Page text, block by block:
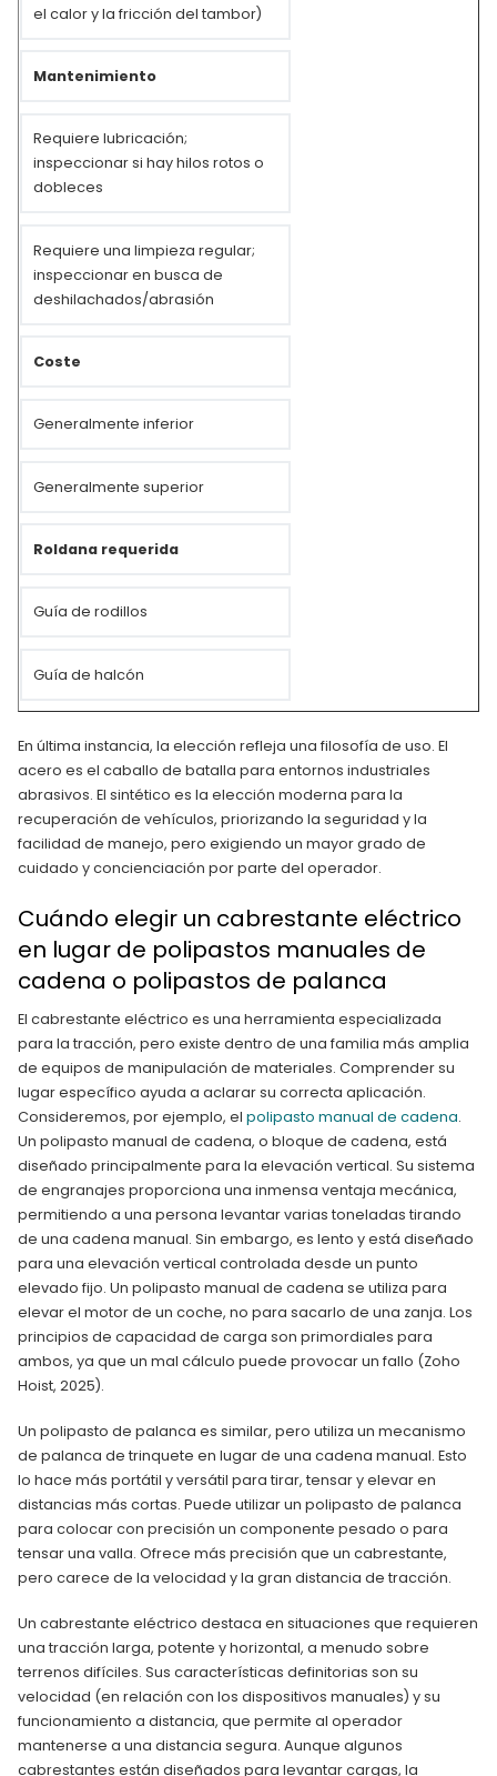
el calor y la fricción del tambor)
Mantenimiento
Requiere lubricación;
inspeccionar si hay hilos rotos o
dobleces
Requiere una limpieza regular;
inspeccionar en busca de
deshilachados/abrasión
Coste
Generalmente inferior
Generalmente superior
Roldana requerida
Guía de rodillos
Guía de halcón
En última instancia, la elección refleja una filosofía de uso. El
acero es el caballo de batalla para entornos industriales
abrasivos. El sintético es la elección moderna para la
recuperación de vehículos, priorizando la seguridad y la
facilidad de manejo, pero exigiendo un mayor grado de
cuidado y concienciación por parte del operador.
Cuándo elegir un cabrestante eléctrico
en lugar de polipastos manuales de
cadena o polipastos de palanca
El cabrestante eléctrico es una herramienta especializada
para la tracción, pero existe dentro de una familia más amplia
de equipos de manipulación de materiales. Comprender su
lugar específico ayuda a aclarar su correcta aplicación.
Consideremos, por ejemplo, el polipasto manual de cadena.
Un polipasto manual de cadena, o bloque de cadena, está
diseñado principalmente para la elevación vertical. Su sistema
de engranajes proporciona una inmensa ventaja mecánica,
permitiendo a una persona levantar varias toneladas tirando
de una cadena manual. Sin embargo, es lento y está diseñado
para una elevación vertical controlada desde un punto
elevado fijo. Un polipasto manual de cadena se utiliza para
elevar el motor de un coche, no para sacarlo de una zanja. Los
principios de capacidad de carga son primordiales para
ambos, ya que un mal cálculo puede provocar un fallo (Zoho
Hoist, 2025).
Un polipasto de palanca es similar, pero utiliza un mecanismo
de palanca de trinquete en lugar de una cadena manual. Esto
lo hace más portátil y versátil para tirar, tensar y elevar en
distancias más cortas. Puede utilizar un polipasto de palanca
para colocar con precisión un componente pesado o para
tensar una valla. Ofrece más precisión que un cabrestante,
pero carece de la velocidad y la gran distancia de tracción.
Un cabrestante eléctrico destaca en situaciones que requieren
una tracción larga, potente y horizontal, a menudo sobre
terrenos difíciles. Sus características definitorias son su
velocidad (en relación con los dispositivos manuales) y su
funcionamiento a distancia, que permite al operador
mantenerse a una distancia segura. Aunque algunos
cabrestantes están diseñados para levantar cargas, la